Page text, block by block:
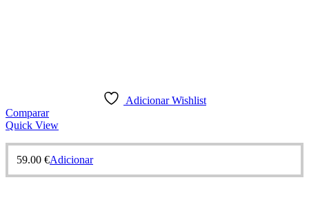
Adicionar Wishlist
Comparar
Quick View
59.00 €Adicionar